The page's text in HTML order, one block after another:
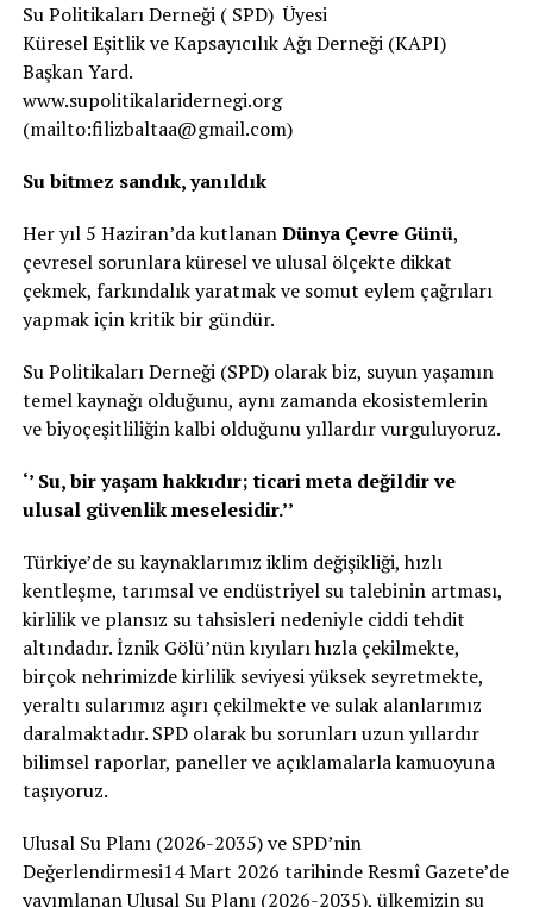
Su Politikaları Derneği ( SPD) Üyesi
Küresel Eşitlik ve Kapsayıcılık Ağı Derneği (KAPI)
Başkan Yard.
www.supolitikalaridernegi.org
(mailto:filizbaltaa@gmail.com)
Su bitmez sandık, yanıldık
Her yıl 5 Haziran’da kutlananDünya Çevre Günü,
çevresel sorunlara küresel ve ulusal ölçekte dikkat
çekmek, farkındalık yaratmak ve somut eylem çağrıları
yapmak için kritik bir gündür.
Su Politikaları Derneği (SPD) olarak biz, suyun yaşamın
temel kaynağı olduğunu, aynı zamanda ekosistemlerin
ve biyoçeşitliliğin kalbi olduğunu yıllardır vurguluyoruz.
‘’ Su, bir yaşam hakkıdır; ticari meta değildir ve
ulusal güvenlik meselesidir.’’
Türkiye’de su kaynaklarımız iklim değişikliği, hızlı
kentleşme, tarımsal ve endüstriyel su talebinin artması,
kirlilik ve plansız su tahsisleri nedeniyle ciddi tehdit
altındadır. İznik Gölü’nün kıyıları hızla çekilmekte,
birçok nehrimizde kirlilik seviyesi yüksek seyretmekte,
yeraltı sularımız aşırı çekilmekte ve sulak alanlarımız
daralmaktadır. SPD olarak bu sorunları uzun yıllardır
bilimsel raporlar, paneller ve açıklamalarla kamuoyuna
taşıyoruz.
Ulusal Su Planı (2026-2035) ve SPD’nin
Değerlendirmesi14 Mart 2026 tarihinde Resmî Gazete’de
yayımlanan Ulusal Su Planı (2026-2035), ülkemizin su